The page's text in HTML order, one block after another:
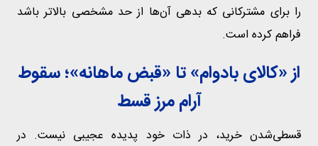
را برای مشترکانی که بدهی آن‌ها از حد مشخصی بالاتر باشد
فراهم کرده است.
از «کالای بادوام» تا «قبض ماهانه»؛ سقوط
آرام مرز قسط
قسطی‌شدن خرید، در ذات خود پدیده عجیبی نیست. در